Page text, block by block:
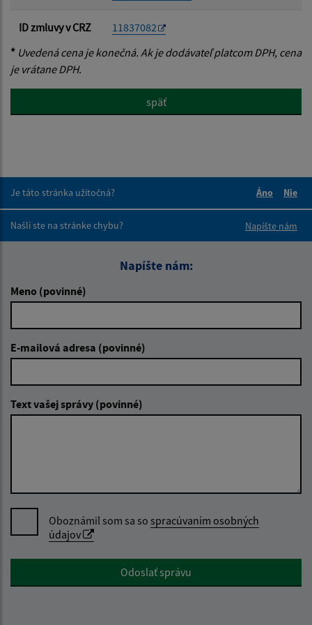
ID zmluvy v CRZ
11837082
* Uvedená cena je konečná. Ak je dodávateľ platcom DPH, cena
je vrátane DPH.
späť
Je táto stránka užitočná?
Áno
Nie
Našli ste na stránke chybu?
Napíšte nám
Napíšte nám:
Meno (povinné)
E-mailová adresa (povinné)
Text vašej správy (povinné)
Oboznámil som sa so spracúvaním osobných
údajov
Google reCaptcha ResponseOdoslať správu